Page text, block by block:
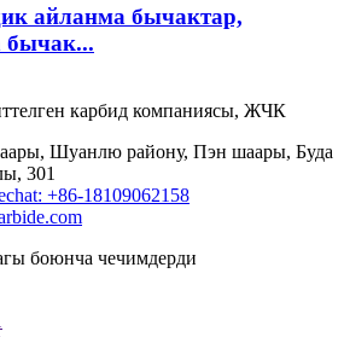
айланма бычактар,
бычак...
карбид компаниясы, ЖЧК
Шуанлю району, Пэн шаары, Буда
301
+86-18109062158
боюнча чечимдерди